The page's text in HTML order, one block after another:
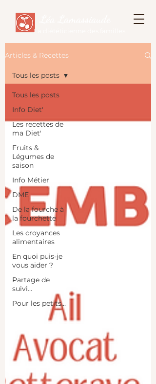
La diététicienne des familles
Articles & Recettes
Tous les posts
Info Diet'
Les recettes de
ma Diet'
Fruits &
Légumes de
saison
Info Métier
DME
De la fourche à
la fourchette
Les croyances
alimentaires
En quoi puis-je
vous aider ?
Partage de
suivi...
Pour les petits...
Tous les posts